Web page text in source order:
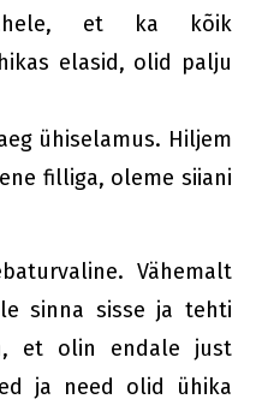
et ka kõik
elasid, olid palju
ühiselamus. Hiljem
filliga, oleme siiani
Vähemalt
sinna sisse ja tehti
et olin endale just
ja need olid ühika